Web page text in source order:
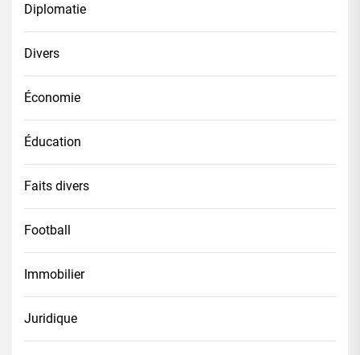
Diplomatie
Divers
Économie
Éducation
Faits divers
Football
Immobilier
Juridique